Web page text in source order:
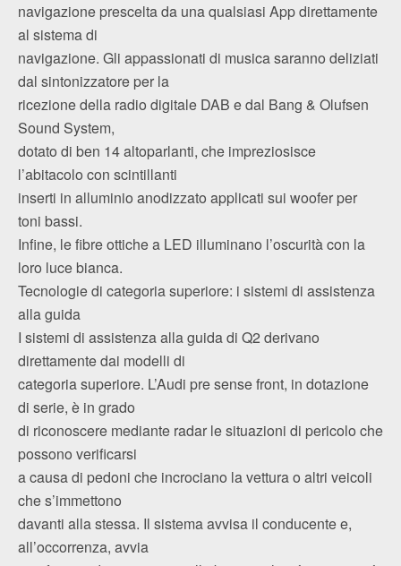
navigazione prescelta da una qualsiasi App direttamente
al sistema di
navigazione. Gli appassionati di musica saranno deliziati
dal sintonizzatore per la
ricezione della radio digitale DAB e dal Bang & Olufsen
Sound System,
dotato di ben 14 altoparlanti, che impreziosisce
l’abitacolo con scintillanti
inserti in alluminio anodizzato applicati sui woofer per
toni bassi.
Infine, le fibre ottiche a LED illuminano l’oscurità con la
loro luce bianca.
Tecnologie di categoria superiore: i sistemi di assistenza
alla guida
I sistemi di assistenza alla guida di Q2 derivano
direttamente dai modelli di
categoria superiore. L’Audi pre sense front, in dotazione
di serie, è in grado
di riconoscere mediante radar le situazioni di pericolo che
possono verificarsi
a causa di pedoni che incrociano la vettura o altri veicoli
che s’immettono
davanti alla stessa. Il sistema avvisa il conducente e,
all’occorrenza, avvia